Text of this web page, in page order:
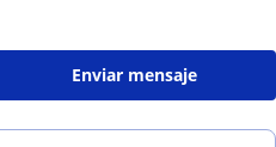
Enviar mensaje